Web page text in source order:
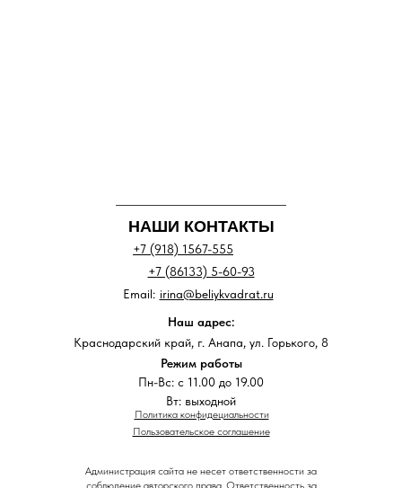
Политика конфидециальности
Пользовательское соглашение
НАШИ КОНТАКТЫ
+7 (918) 1567-555
+7 (86133) 5-60-93
Наш адрес:
Краснодарский край, г. Анапа, ул. Горького, 8
Администрация сайта не несет ответственности за
соблюдение авторского права. Ответственность за
Режим работы
Пн-Вс: с 11.00 до 19.00
Вт: выходной
irina@beliykvadrat.ru
Email: